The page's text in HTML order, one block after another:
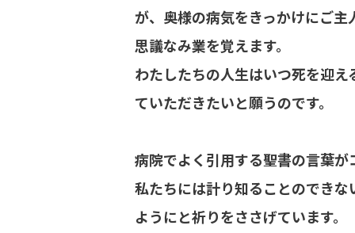
が、奥様の病気をきっかけにご
思議なみ業を覚えます。
わたしたちの人生はいつ死を迎
ていただきたいと願うのです。
病院でよく引用する聖書の言葉
私たちには計り知ることのでき
ようにと祈りをささげています。